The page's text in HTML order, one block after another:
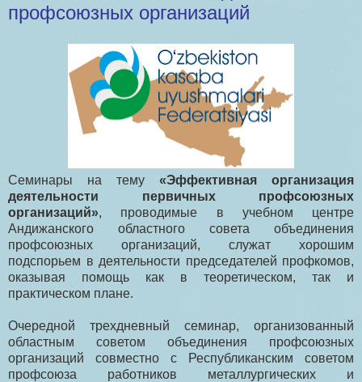
профсоюзных организаций
Семинары на тему «Эффективная организация
деятельности первичных профсоюзных
организаций», проводимые в учебном центре
Андижанского областного совета объединения
профсоюзных организаций, служат хорошим
подспорьем в деятельности председателей профкомов,
оказывая помощь как в теоретическом, так и
практическом плане.
Очередной трехдневный семинар, организованный
областным советом объединения профсоюзных
организаций совместно с Республиканским советом
профсоюза работников металлургических и